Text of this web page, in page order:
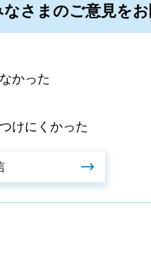
さまのご意見を
かった
けにくかった